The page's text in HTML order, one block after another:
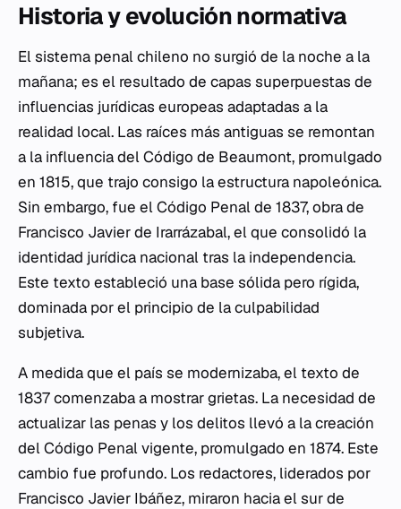
Historia y evolución normativa
El sistema penal chileno no surgió de la noche a la
mañana; es el resultado de capas superpuestas de
influencias jurídicas europeas adaptadas a la
realidad local. Las raíces más antiguas se remontan
a la influencia del Código de Beaumont, promulgado
en 1815, que trajo consigo la estructura napoleónica.
Sin embargo, fue el Código Penal de 1837, obra de
Francisco Javier de Irarrázabal, el que consolidó la
identidad jurídica nacional tras la independencia.
Este texto estableció una base sólida pero rígida,
dominada por el principio de la culpabilidad
subjetiva.
A medida que el país se modernizaba, el texto de
1837 comenzaba a mostrar grietas. La necesidad de
actualizar las penas y los delitos llevó a la creación
del Código Penal vigente, promulgado en 1874. Este
cambio fue profundo. Los redactores, liderados por
Francisco Javier Ibáñez, miraron hacia el sur de